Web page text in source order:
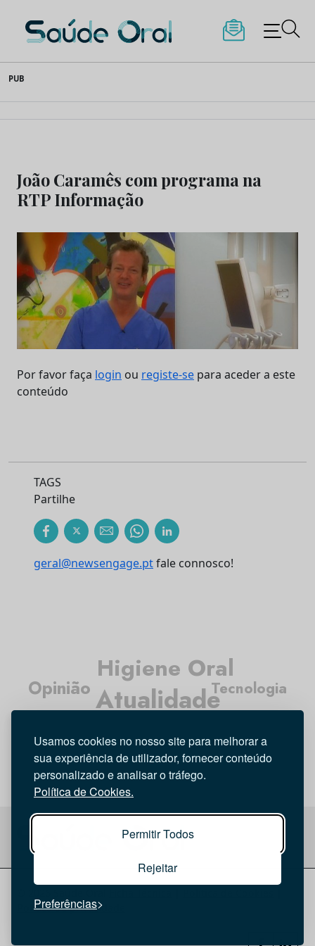
Usamos cookies no nosso site para melhorar a
sua experiência de utilizador, fornecer conteúdo
personalizado e analisar o tráfego.
Política de Cookies.
Permitir Todos
Rejeitar
Preferências
to
content
Saúde Oral
PUB
João Caramês com programa na
RTP Informação
Por favor faça login ou registe-se para aceder a este
conteúdo
TAGS
Partilhe
geral@newsengage.ptfale connosco!
Atualidade
Higiene Oral
Entrevista
Opinião Tecnologia
Investigação
Política de privacidade